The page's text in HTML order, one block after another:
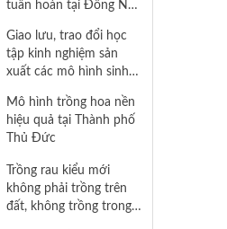
tuần hoàn tại Đồng Nai
Giao lưu, trao đổi học
tập kinh nghiệm sản
xuất các mô hình sinh
Mô hình trồng hoa nền
hiệu quả tại Thành phố
Thủ Đức
Trồng rau kiểu mới
không phải trồng trên
đất, không trồng trong